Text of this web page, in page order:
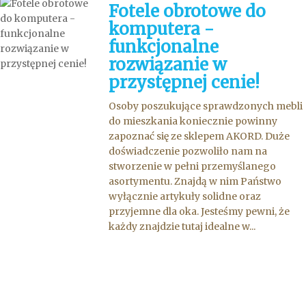
Fotele obrotowe do
komputera -
funkcjonalne
rozwiązanie w
przystępnej cenie!
Osoby poszukujące sprawdzonych mebli
do mieszkania koniecznie powinny
zapoznać się ze sklepem AKORD. Duże
doświadczenie pozwoliło nam na
stworzenie w pełni przemyślanego
asortymentu. Znajdą w nim Państwo
wyłącznie artykuły solidne oraz
przyjemne dla oka. Jesteśmy pewni, że
każdy znajdzie tutaj idealne w...